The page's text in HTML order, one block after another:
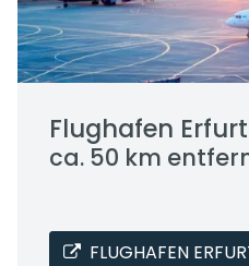
Flughafen
ca. 50 km
FLUGHAFEN